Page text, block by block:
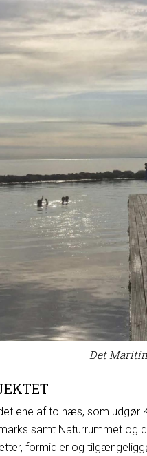
Det
ene af to næs, som udgør
samt Naturrummet og
formidler og